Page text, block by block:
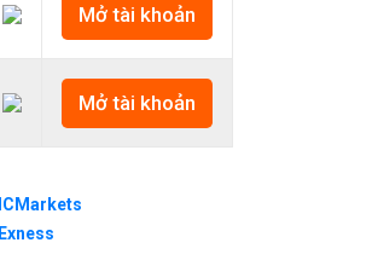
Mở tài khoản
Mở tài khoản